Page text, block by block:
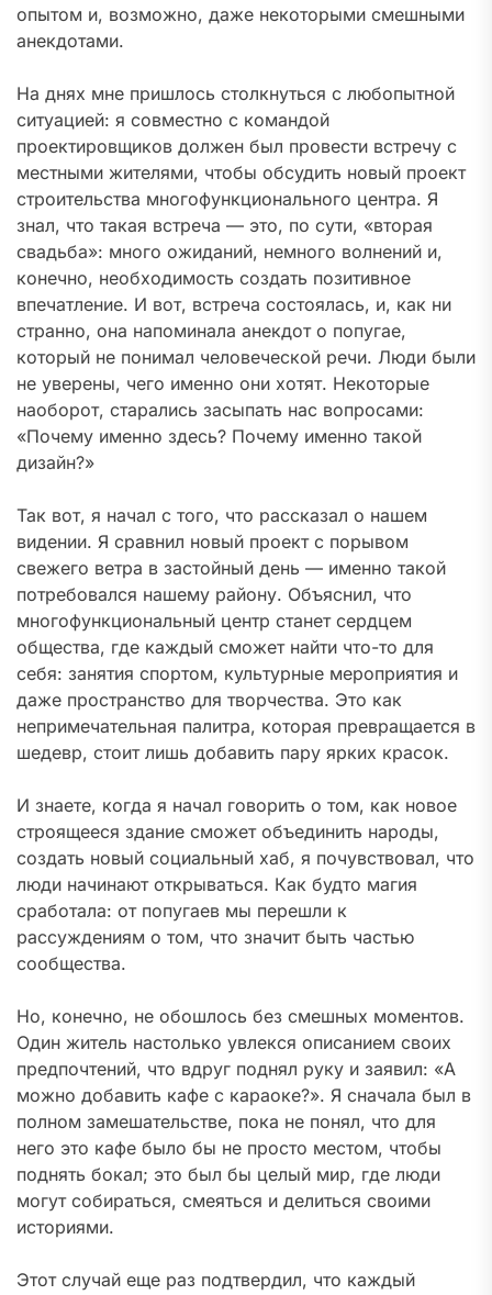
опытом и, возможно, даже некоторыми смешными
анекдотами.
На днях мне пришлось столкнуться с любопытной
ситуацией: я совместно с командой
проектировщиков должен был провести встречу с
местными жителями, чтобы обсудить новый проект
строительства многофункционального центра. Я
знал, что такая встреча — это, по сути, «вторая
свадьба»: много ожиданий, немного волнений и,
конечно, необходимость создать позитивное
впечатление. И вот, встреча состоялась, и, как ни
странно, она напоминала анекдот о попугае,
который не понимал человеческой речи. Люди были
не уверены, чего именно они хотят. Некоторые
наоборот, старались засыпать нас вопросами:
«Почему именно здесь? Почему именно такой
дизайн?»
Так вот, я начал с того, что рассказал о нашем
видении. Я сравнил новый проект с порывом
свежего ветра в застойный день — именно такой
потребовался нашему району. Объяснил, что
многофункциональный центр станет сердцем
общества, где каждый сможет найти что-то для
себя: занятия спортом, культурные мероприятия и
даже пространство для творчества. Это как
непримечательная палитра, которая превращается в
шедевр, стоит лишь добавить пару ярких красок.
И знаете, когда я начал говорить о том, как новое
строящееся здание сможет объединить народы,
создать новый социальный хаб, я почувствовал, что
люди начинают открываться. Как будто магия
сработала: от попугаев мы перешли к
рассуждениям о том, что значит быть частью
сообщества.
Но, конечно, не обошлось без смешных моментов.
Один житель настолько увлекся описанием своих
предпочтений, что вдруг поднял руку и заявил: «А
можно добавить кафе с караоке?». Я сначала был в
полном замешательстве, пока не понял, что для
него это кафе было бы не просто местом, чтобы
поднять бокал; это был бы целый мир, где люди
могут собираться, смеяться и делиться своими
историями.
Этот случай еще раз подтвердил, что каждый